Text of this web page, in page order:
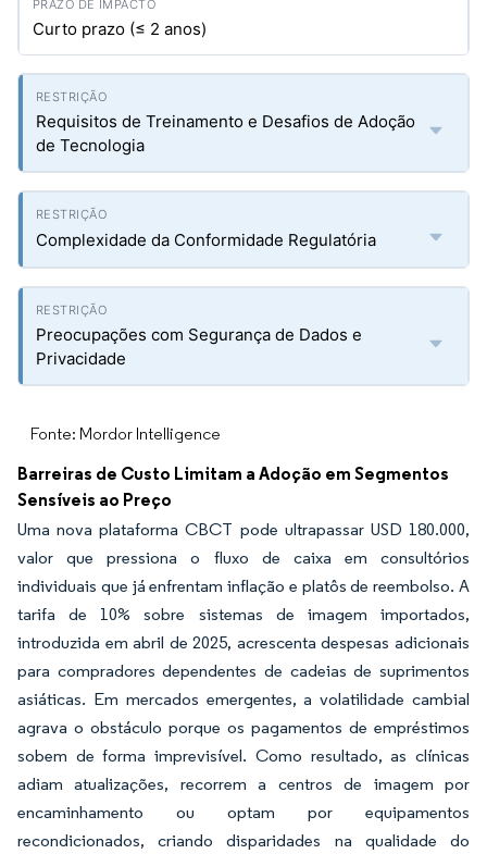
Curto prazo (≤ 2 anos)
Requisitos de Treinamento e Desafios de Adoção
de Tecnologia
Complexidade da Conformidade Regulatória
Preocupações com Segurança de Dados e
Privacidade
Fonte: Mordor Intelligence
Barreiras de Custo Limitam a Adoção em Segmentos
Sensíveis ao Preço
Uma nova plataforma CBCT pode ultrapassar USD 180.000,
valor que pressiona o fluxo de caixa em consultórios
individuais que já enfrentam inflação e platôs de reembolso. A
tarifa de 10% sobre sistemas de imagem importados,
introduzida em abril de 2025, acrescenta despesas adicionais
para compradores dependentes de cadeias de suprimentos
asiáticas. Em mercados emergentes, a volatilidade cambial
agrava o obstáculo porque os pagamentos de empréstimos
sobem de forma imprevisível. Como resultado, as clínicas
adiam atualizações, recorrem a centros de imagem por
encaminhamento ou optam por equipamentos
recondicionados, criando disparidades na qualidade do